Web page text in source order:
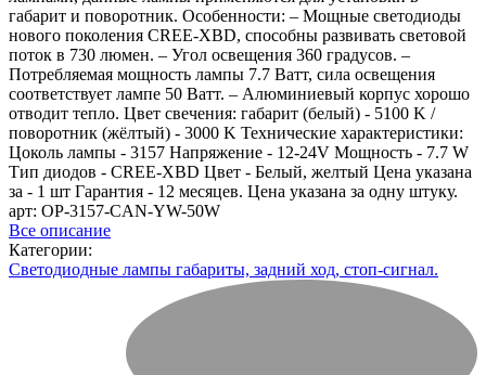
габарит и поворотник. Особенности: – Мощные светодиоды
нового поколения CREE-XBD, способны развивать световой
поток в 730 люмен. – Угол освещения 360 градусов. –
Потребляемая мощность лампы 7.7 Ватт, сила освещения
соответствует лампе 50 Ватт. – Алюминиевый корпус хорошо
отводит тепло. Цвет свечения: габарит (белый) - 5100 K /
поворотник (жёлтый) - 3000 K Технические характеристики:
Цоколь лампы - 3157 Напряжение - 12-24V Мощность - 7.7 W
Тип диодов - CREE-XBD Цвет - Белый, желтый Цена указана
за - 1 шт Гарантия - 12 месяцев. Цена указана за одну штуку.
арт: OP-3157-CAN-YW-50W
Все описание
Категории:
Светодиодные лампы габариты, задний ход, стоп-сигнал.